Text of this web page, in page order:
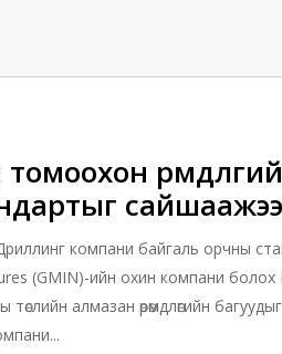
сайшаажээ
компани байгаль орчны
(GMIN)-ийн охин компани
алмазан өрөмдлөгийн